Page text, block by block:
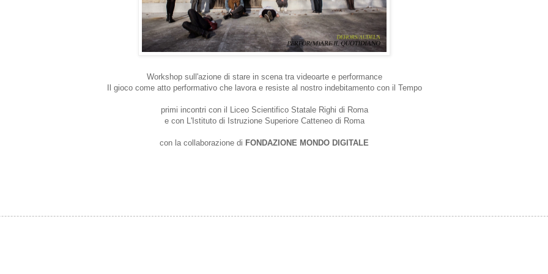
Workshop sull'azione di stare in scena tra videoarte e performance
Il gioco come atto performativo che lavora e resiste al nostro indebitamento con il Tempo
primi incontri con il Liceo Scientifico Statale Righi di Roma
e con L'Istituto di Istruzione Superiore Catteneo di Roma
con la collaborazione di FONDAZIONE MONDO DIGITALE